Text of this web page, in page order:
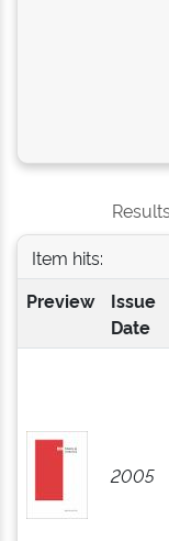
Item hits:
Preview
Issue
Date
2005